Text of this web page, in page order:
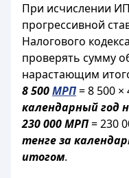
При исчислении
прогрессивной
Налогового
проверять сумму
нарастающим
8 500МРП= 8 500 ×
календарный
230 000 МРП= 230
тенге за
итогом.